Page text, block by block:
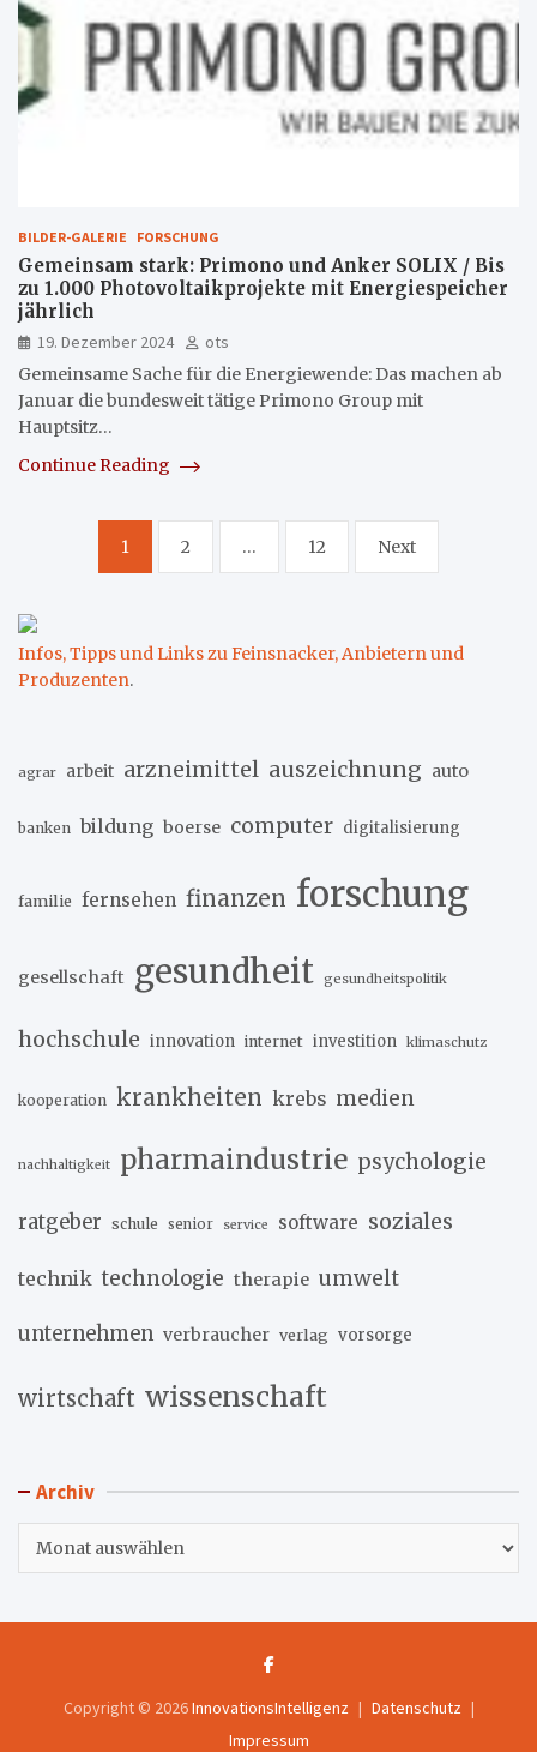
BILDER-GALERIE FORSCHUNG
Gemeinsam stark: Primono und Anker SOLIX / Bis
zu 1.000 Photovoltaikprojekte mit Energiespeicher
jährlich
19. Dezember 2024
ots
Gemeinsame Sache für die Energiewende: Das machen ab
Januar die bundesweit tätige Primono Group mit
Hauptsitz…
Continue Reading
Seitennummerierung
Beiträge
1 2 … 12 Next
Infos, Tipps und Links zu Feinsnacker, Anbietern und
Produzenten.
agrar arbeit arzneimittel auszeichnung auto
banken bildung boerse computer digitalisierung
familie fernsehen finanzen forschung
gesellschaft gesundheit gesundheitspolitik
hochschule innovation internet investition klimaschutz
kooperation krankheiten krebs medien
nachhaltigkeit pharmaindustrie psychologie
ratgeber schule senior service software soziales
technik technologie therapie umwelt
unternehmen verbraucher verlag vorsorge
wirtschaft wissenschaft
Archiv
Copyright © 2026InnovationsIntelligenz
Datenschutz
Impressum